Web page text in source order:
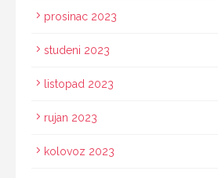
prosinac 2023
studeni 2023
listopad 2023
rujan 2023
kolovoz 2023